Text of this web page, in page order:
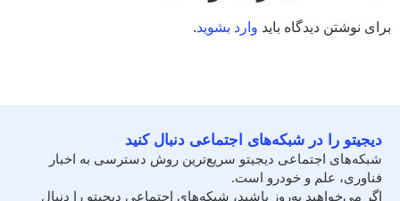
برای نوشتن دیدگاه باید وارد بشوید.
دیجیتو را در شبکه‌های اجتماعی دنبال کنید
شبکه‌های اجتماعی دیجیتو سریع‌ترین روش دسترسی به اخبار
فناوری، علم و خودرو است.
اگر می‌خواهید به‌روز باشید، شبکه‌های اجتماعی دیجیتو را دنبال